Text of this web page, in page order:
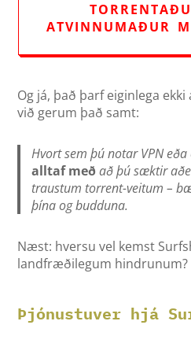
ATVINNUMAÐUR
Og já, það þarf eiginlega
við gerum það samt:
Hvort sem þú notar VPN
alltaf meðað þú sæktir
traustum torrent-veitum –
þína og budduna.
Næst: hversu vel kemst
landfræðilegum hindrunum?
Þjónustuver hjá